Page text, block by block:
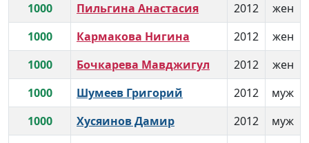
1000
Пильгина Анастасия 2012
жен
1000
Кармакова Нигина 2012
жен
1000
Бочкарева Мавджигул 2012
жен
1000
Шумеев Григорий 2012
муж
1000
Хусяинов Дамир 2012
муж